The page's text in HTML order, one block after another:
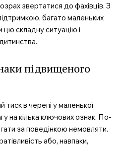
звертатися до фахівців. З
багато маленьких
цю складну ситуацію і
підвищеного
тиск в черепі у маленької
на кілька ключових ознак. По-
за поведінкою немовляти.
або, навпаки,